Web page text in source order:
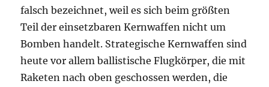
falsch bezeichnet, weil es sich beim größten
Teil der einsetzbaren Kernwaffen nicht um
Bomben handelt. Strategische Kernwaffen sind
heute vor allem ballistische Flugkörper, die mit
Raketen nach oben geschossen werden, die